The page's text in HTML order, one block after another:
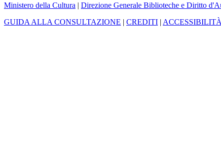
Ministero della Cultura | Direzione Generale Biblioteche e Diritto
GUIDA ALLA CONSULTAZIONE | CREDITI |